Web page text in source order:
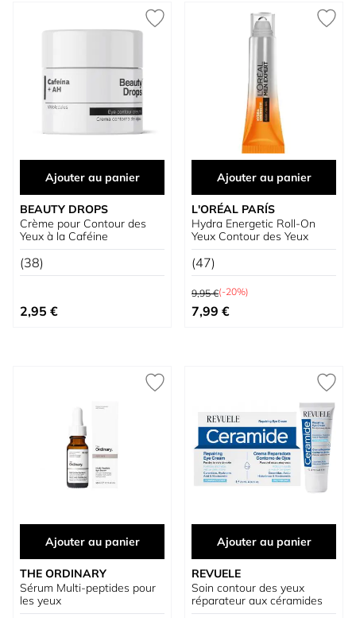
Ajouter au panier
BEAUTY DROPS
Crème pour Contour des
Yeux à la Caféine
(38)
2,95 €
Ajouter au panier
L'ORÉAL PARÍS
Hydra Energetic Roll-On
Yeux Contour des Yeux
(47)
Prix normal
9,95 €(-20%)
Prix spécial
7,99 €
Ajouter au panier
THE ORDINARY
Sérum Multi-peptides pour
les yeux
Ajouter au panier
REVUELE
Soin contour des yeux
réparateur aux céramides